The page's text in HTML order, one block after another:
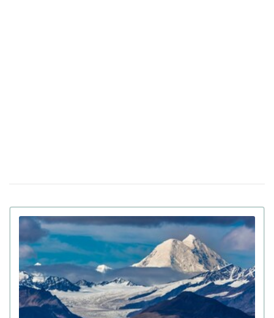
задекларировал работник Бучанского ТЦК
27 марта 17:08 Боролась за право уйти из жизни: в Испании
25-летней девушке провели эвтаназию из-за
депрессии
23 марта 10:14 Мир на грани голода из-за войны в Иране:
коллапс на рынке удобрений
20 марта 17:42 Украинские офицеры шокированы тактикой
союзников США на Ближнем Востоке: детали